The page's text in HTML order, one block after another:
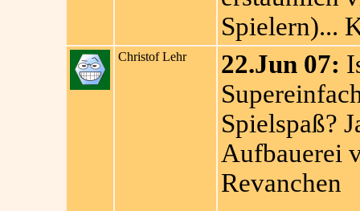
Spielern)...
Christof Lehr 22.Jun 07:
Spielspaß?
Aufbauerei
Revanchen